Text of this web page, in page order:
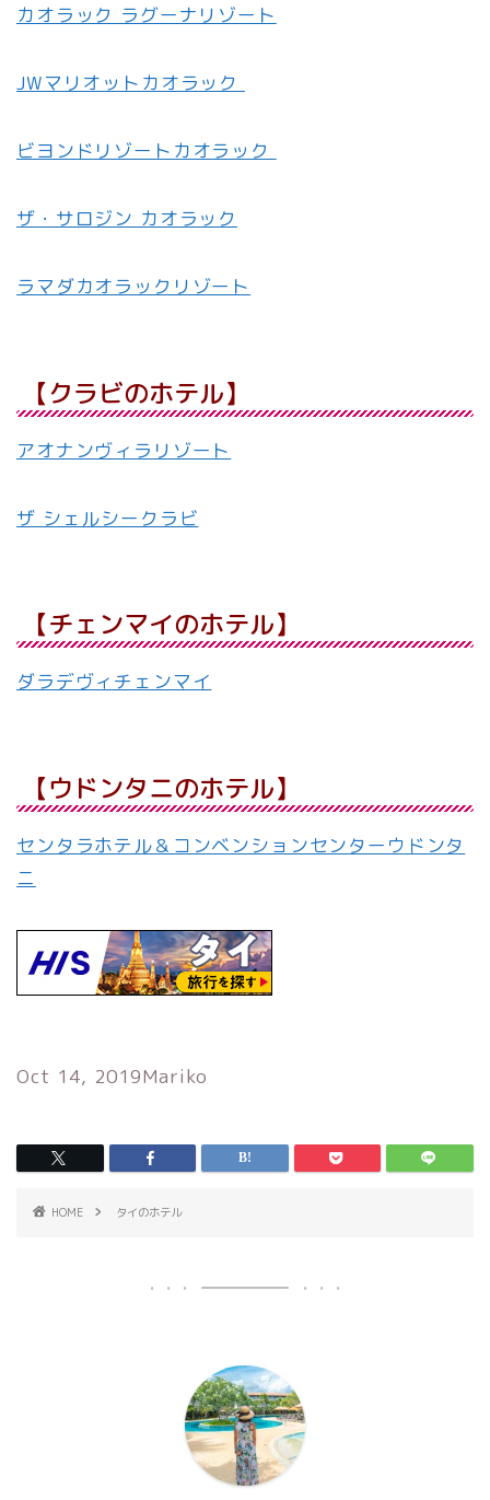
カオラック ラグーナリゾート
JWマリオットカオラック
ビヨンドリゾートカオラック
ザ・サロジン カオラック
ラマダカオラックリゾート
【クラビのホテル】
アオナンヴィラリゾート
ザ シェルシークラビ
【チェンマイのホテル】
ダラデヴィチェンマイ
【ウドンタニのホテル】
センタラホテル＆コンベンションセンターウドンタ
ニ
Oct 14, 2019Mariko
HOME タイのホテル